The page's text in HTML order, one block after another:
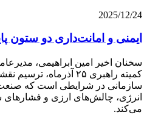
2025/12/24
ایمنی و امانت‌داری دو ستون
سخنان اخیر امین ابراهیمی،
کمیته راهبری ۲۵
سازمانی در شرایطی است که صنعت
انرژی، چالش‌های ارزی و
می‌کند.